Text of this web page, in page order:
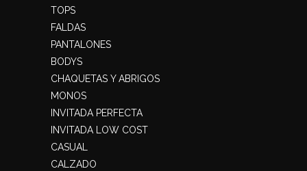
TOPS
FALDAS
PANTALONES
BODYS
CHAQUETAS Y ABRIGOS
MONOS
INVITADA PERFECTA
INVITADA LOW COST
CASUAL
CALZADO